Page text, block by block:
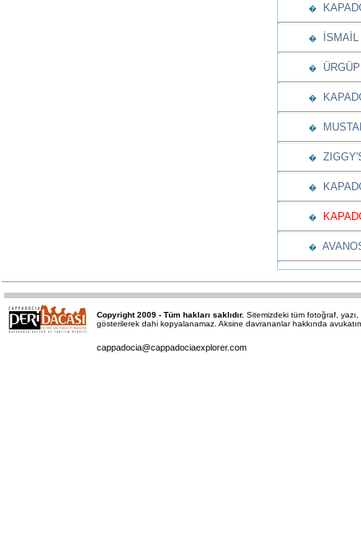
�
� İSMAİL
�
�
�
�
�
�
�
Copyright 2009 - Tüm hakları saklıdır. Sitemizdeki tüm fotoğraf,
gösterilerek dahi kopyalanamaz. Aksine davrananlar hakkında
cappadocia@cappadociaexplorer.com